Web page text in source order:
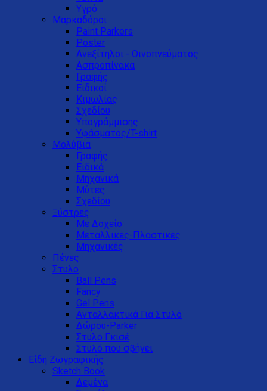
Υγρό
Μαρκαδόροι
Paint Parkers
Poster
Ανεξίτηλοι - Οινοπνεύματος
Ασπροπίνακα
Γραφής
Ειδικοί
Κιμωλίας
Σχεδίου
Υπογράμμισης
Υφάσματος/T-shirt
Μολύβια
Γραφής
Ειδικά
Μηχανικά
Μύτες
Σχεδίου
Ξύστρες
Με Δοχείο
Μεταλλικές-Πλαστικές
Μηχανικές
Πένες
Στυλό
Ball Pens
Fancy
Gel Pens
Ανταλλακτικά Για Στυλό
Δώρου-Parker
Στυλό Γκισέ
Στυλό που σβήνει
Είδη Ζωγραφικής
Sketch Book
Δεμένα